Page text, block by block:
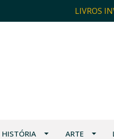
LIVROS
HISTÓRIA ARTE